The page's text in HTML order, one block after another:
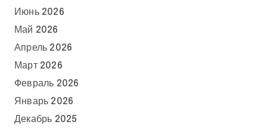
Июнь 2026
Май 2026
Апрель 2026
Март 2026
Февраль 2026
Январь 2026
Декабрь 2025